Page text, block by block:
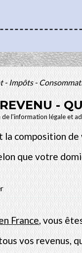
- Impôts -
-
l'information légale et
la composition
que votre
France, vous
vos revenus,